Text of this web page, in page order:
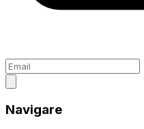
Navigare